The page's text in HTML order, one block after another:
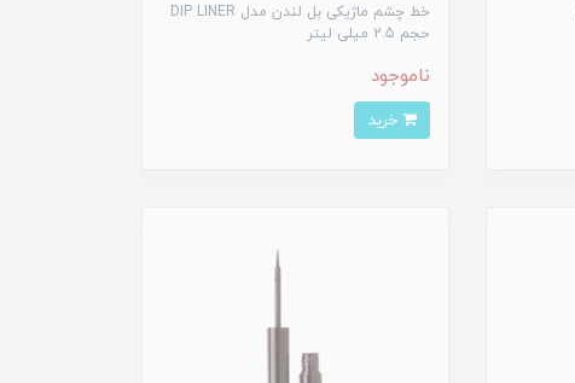
خط چشم ماژیکی بل لندن مدل DIP LINER
حجم 2.5 میلی لیتر
ناموجود
خرید